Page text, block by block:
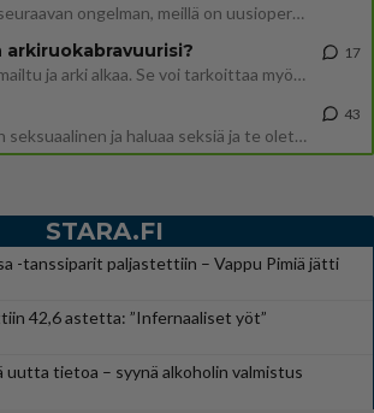
Miten selvittäisitte seuraavan ongelman, meillä on uusioperhe, minulla teini-ikäiset lapset ja puolisolla aikuiset, jotk
arkiruokabravuurisi?
Lomat on monella lomailtu ja arki alkaa. Se voi tarkoittaa myös sitä, että grillailut on grillattu ja palataan arjen ruo
17
Miksi se että mies on seksuaalinen ja haluaa seksiä ja te olette hänen mielestänne haluttava on vastenmielistä? Mikä sii
43
STARA.FI
-tanssiparit paljastettiin – Vappu Pimiä jätti
42,6 astetta: ”Infernaaliset yöt”
uutta tietoa – syynä alkoholin valmistus